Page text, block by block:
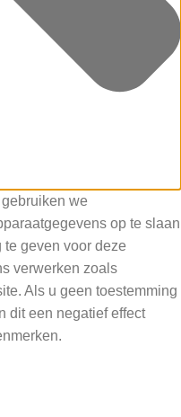
we
op te slaan
te geven voor deze
verwerken zoals
Als u geen toestemming
dit een negatief effect